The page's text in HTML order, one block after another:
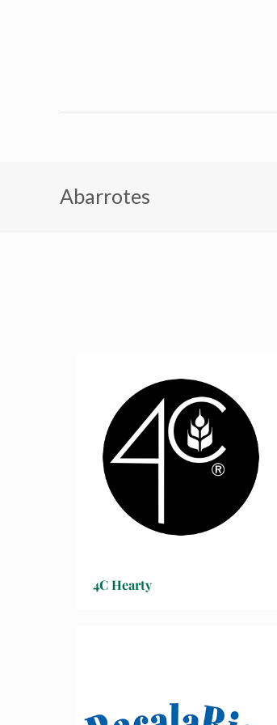
Abarrotes
4C Hearty